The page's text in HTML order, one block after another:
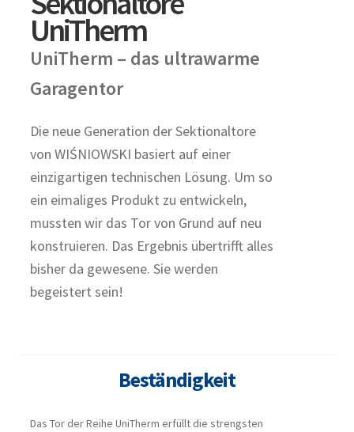
UniTherm
UniTherm – das ultrawarme
Garagentor
Die neue Generation der Sektionaltore
von WIŚNIOWSKI basiert auf einer
einzigartigen technischen Lösung. Um so
ein eimaliges Produkt zu entwickeln,
mussten wir das Tor von Grund auf neu
konstruieren. Das Ergebnis übertrifft alles
bisher da gewesene. Sie werden
begeistert sein!
Beständigkeit
Das Tor der Reihe UniTherm erfüllt die strengsten